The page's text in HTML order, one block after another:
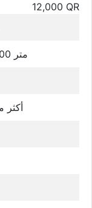
12,000 QR
10000 متر
أكثر